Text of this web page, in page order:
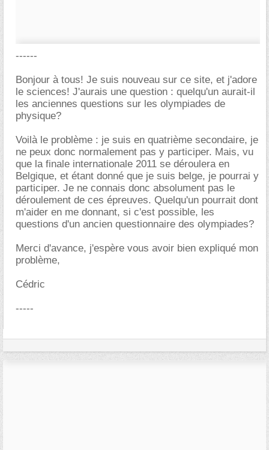
------
Bonjour à tous! Je suis nouveau sur ce site, et j'adore
le sciences! J'aurais une question : quelqu'un aurait-il
les anciennes questions sur les olympiades de
physique?
Voilà le problème : je suis en quatrième secondaire, je
ne peux donc normalement pas y participer. Mais, vu
que la finale internationale 2011 se déroulera en
Belgique, et étant donné que je suis belge, je pourrai y
participer. Je ne connais donc absolument pas le
déroulement de ces épreuves. Quelqu'un pourrait dont
m'aider en me donnant, si c'est possible, les
questions d'un ancien questionnaire des olympiades?
Merci d'avance, j'espère vous avoir bien expliqué mon
problème,
Cédric
-----